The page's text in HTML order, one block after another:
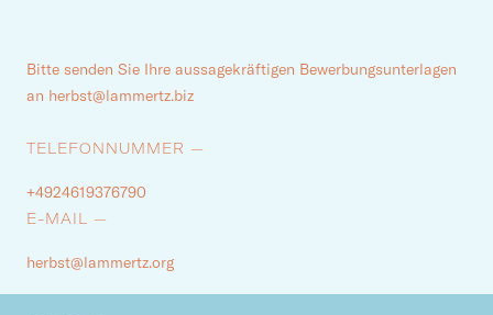
Bitte senden Sie Ihre aussagekräftigen Bewerbungsunterlagen
an herbst@lammertz.biz
TELEFONNUMMER —
+4924619376790
E-MAIL —
herbst@lammertz.org